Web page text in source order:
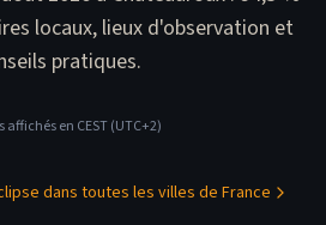
locaux, lieux d'observation et
pratiques.
affichés en CEST (UTC+2)
dans toutes les villes de France